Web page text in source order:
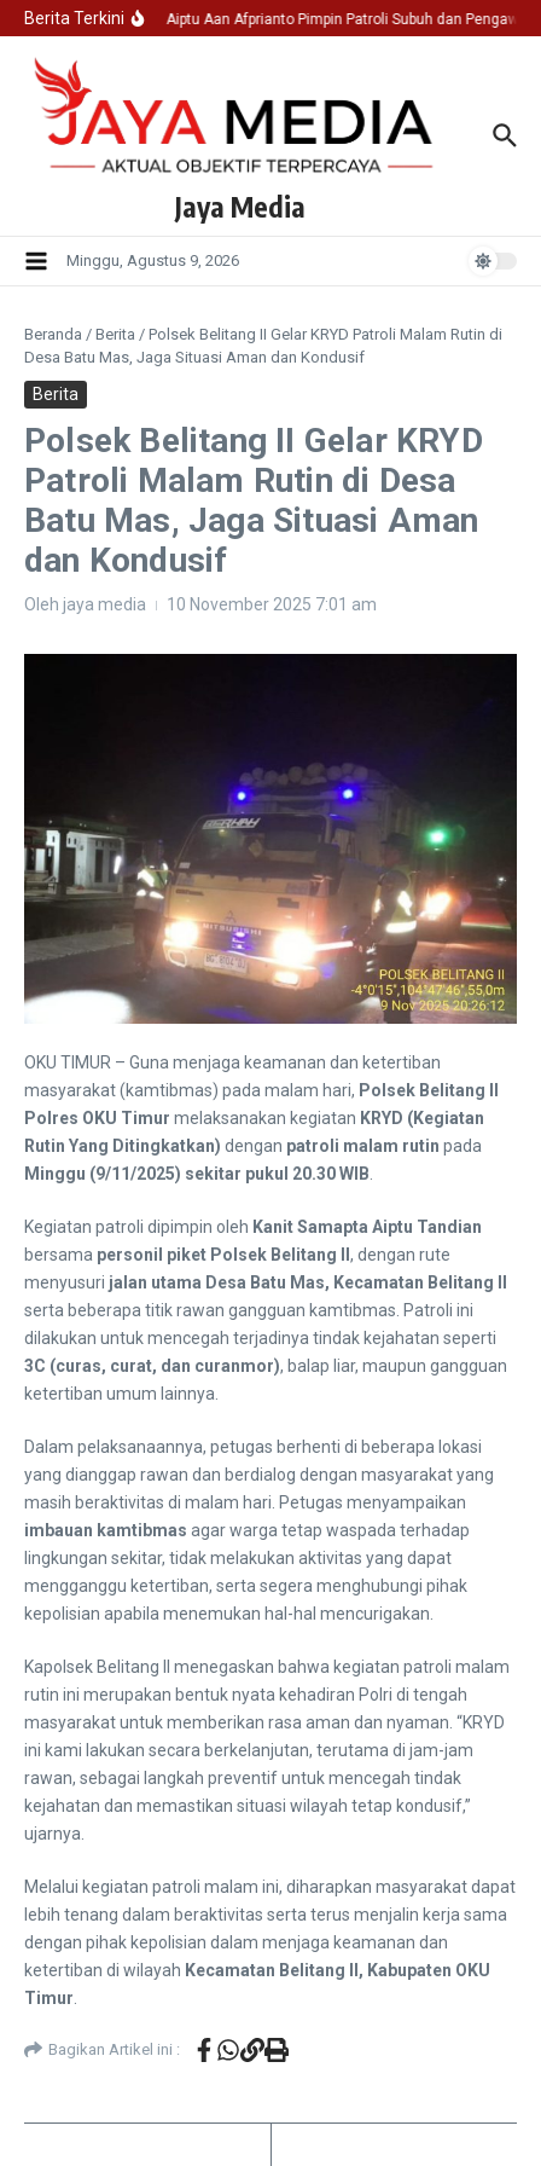
Lewati ke konten
Berita TerkiniKa SPK I Aiptu Aan Afprianto Pimpin Patroli Subuh dan
Jaya Media
Minggu, Agustus 9, 2026
Beranda / Berita / Polsek Belitang II Gelar KRYD Patroli Malam Rutin di
Desa Batu Mas, Jaga Situasi Aman dan Kondusif
Berita
Polsek Belitang II Gelar KRYD
Patroli Malam Rutin di Desa
Batu Mas, Jaga Situasi Aman
dan Kondusif
Oleh jaya media 10 November 2025 7:01 am
OKU TIMUR – Guna menjaga keamanan dan ketertiban
masyarakat (kamtibmas) pada malam hari, Polsek Belitang II
Polres OKU Timur melaksanakan kegiatan KRYD (Kegiatan
Rutin Yang Ditingkatkan) dengan patroli malam rutin pada
Minggu (9/11/2025) sekitar pukul 20.30 WIB
Kegiatan patroli dipimpin oleh Kanit Samapta Aiptu Tandian
bersama personil piket Polsek Belitang II , dengan rute
menyusuri jalan utama Desa Batu Mas, Kecamatan Belitang II
serta beberapa titik rawan gangguan kamtibmas. Patroli ini
dilakukan untuk mencegah terjadinya tindak kejahatan seperti
3C (curas, curat, dan curanmor), balap liar, maupun gangguan
ketertiban umum lainnya.
Dalam pelaksanaannya, petugas berhenti di beberapa lokasi
yang dianggap rawan dan berdialog dengan masyarakat yang
masih beraktivitas di malam hari. Petugas menyampaikan
imbauan kamtibmas agar warga tetap waspada terhadap
lingkungan sekitar, tidak melakukan aktivitas yang dapat
mengganggu ketertiban, serta segera menghubungi pihak
kepolisian apabila menemukan hal-hal mencurigakan.
Kapolsek Belitang II menegaskan bahwa kegiatan patroli malam
rutin ini merupakan bentuk nyata kehadiran Polri di tengah
masyarakat untuk memberikan rasa aman dan nyaman. “KRYD
ini kami lakukan secara berkelanjutan, terutama di jam-jam
rawan, sebagai langkah preventif untuk mencegah tindak
kejahatan dan memastikan situasi wilayah tetap kondusif,”
ujarnya.
Melalui kegiatan patroli malam ini, diharapkan masyarakat dapat
lebih tenang dalam beraktivitas serta terus menjalin kerja sama
dengan pihak kepolisian dalam menjaga keamanan dan
ketertiban di wilayah Kecamatan Belitang II, Kabupaten OKU
Timur
Bagikan Artikel ini :